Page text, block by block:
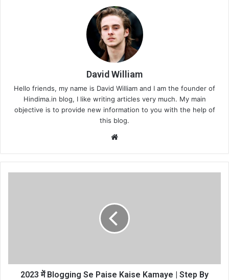
David William
Hello friends, my name is David William and I am the founder of
Hindima.in blog, I like writing articles very much. My main
objective is to provide new information to you with the help of
this blog.
2023 में Blogging Se Paise Kaise Kamaye | Step By